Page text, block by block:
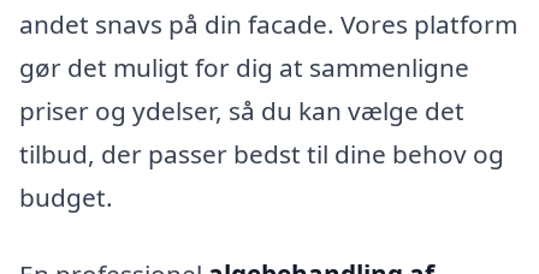
andet snavs på din facade. Vores platform
gør det muligt for dig at sammenligne
priser og ydelser, så du kan vælge det
tilbud, der passer bedst til dine behov og
budget.